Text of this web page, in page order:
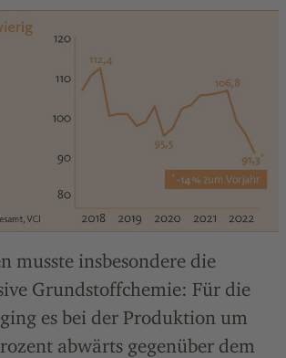
musste insbesondere die
Grundstoffchemie: Für die
es bei der Produktion um
abwärts gegenüber dem